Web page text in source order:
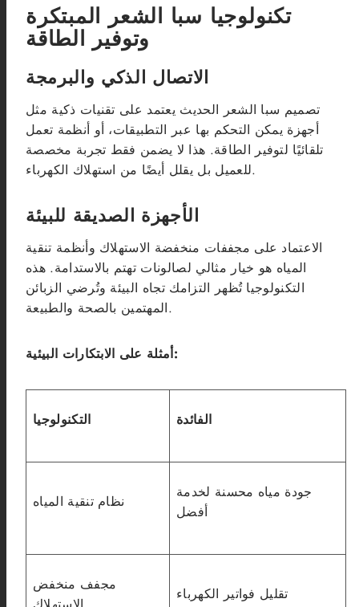
تكنولوجيا سبا الشعر المبتكرة
وتوفير الطاقة
الاتصال الذكي والبرمجة
تصميم سبا الشعر الحديث يعتمد على تقنيات ذكية مثل
أجهزة يمكن التحكم بها عبر التطبيقات، أو أنظمة تعمل
تلقائيًا لتوفير الطاقة. هذا لا يضمن فقط تجربة مخصصة
للعميل بل يقلل أيضًا من استهلاك الكهرباء.
الأجهزة الصديقة للبيئة
الاعتماد على مجففات منخفضة الاستهلاك وأنظمة تنقية
المياه هو خيار مثالي لصالونات تهتم بالاستدامة. هذه
التكنولوجيا تُظهر التزامك تجاه البيئة وتُرضي الزبائن
المهتمين بالصحة والطبيعة.
أمثلة على الابتكارات البيئية:
التكنولوجيا الفائدة
نظام تنقية المياه
جودة مياه محسنة لخدمة
أفضل
مجفف منخفض
تقليل فواتير الكهرباء